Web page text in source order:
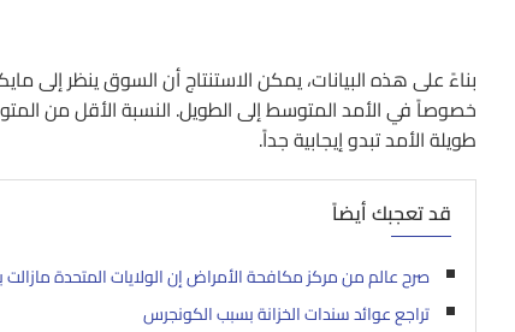
بناءً على هذه البيانات، يمكن الاستنتاج أن السوق ينظر
طويلة الأمد تبدو إيجابية جداً.
قد تعجبك أيضاً
صرح عالم من مركز مكافحة الأمراض إن الولايات المتحدة
تراجع عوائد سندات الخزانة بسبب الكونجرس